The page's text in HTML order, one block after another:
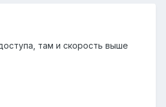
там и скорость выше